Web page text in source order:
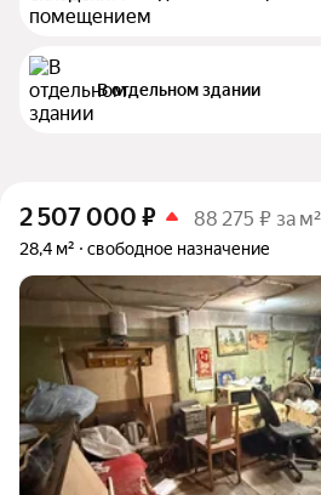
В отдельном здании
2 507 000 ₽ 88 275 ₽ за м²
28,4 м² свободное назначение